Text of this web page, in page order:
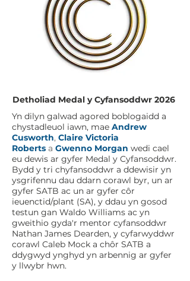
Detholiad Medal y Cyfansoddwr 2026
Yn dilyn galwad agored boblogaidd a
chystadleuol iawn, mae Andrew
Cusworth, Claire Victoria
Roberts a Gwenno Morgan wedi cael
eu dewis ar gyfer Medal y Cyfansoddwr.
Bydd y tri chyfansoddwr a ddewisir yn
ysgrifennu dau ddarn corawl byr, un ar
gyfer SATB ac un ar gyfer côr
ieuenctid/plant (SA), y ddau yn gosod
testun gan Waldo Williams ac yn
gweithio gyda'r mentor cyfansoddwr
Nathan James Dearden, y cyfarwyddwr
corawl Caleb Mock a chôr SATB a
ddygwyd ynghyd yn arbennig ar gyfer
y llwybr hwn.